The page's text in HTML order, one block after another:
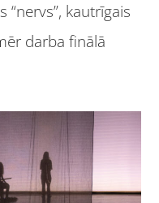
kautrīgais
darba finālā